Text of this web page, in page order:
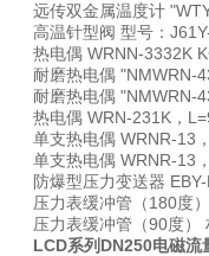
远传双金属温度计
高温针型阀 型号：
热电偶 WRNN-3332K
耐磨热电偶 "NMWRN-
耐磨热电偶 "NMWRN-
热电偶 WRN-231K，
单支热电偶 WRNR-13
单支热电偶 WRNR-13
防爆型压力变送器
压力表缓冲管（180度）
压力表缓冲管（90度）
LCD系列DN250电磁流